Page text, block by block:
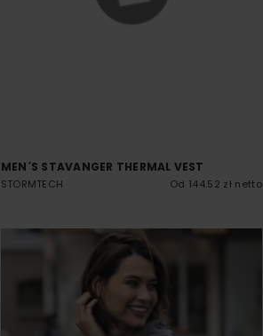
MEN´S STAVANGER THERMAL VEST
STORMTECH Od 144.52 zł netto